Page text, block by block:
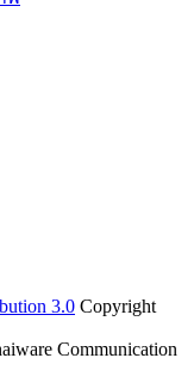
3.0 Copyright
Communication